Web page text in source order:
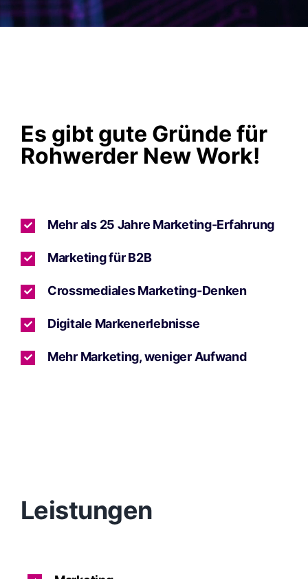
Es gibt gute Gründe für
Rohwerder New Work!
Mehr als 25 Jahre Marketing-Erfahrung
Marketing für B2B
Crossmediales Marketing-Denken
Digitale Markenerlebnisse
Mehr Marketing, weniger Aufwand
Leistungen